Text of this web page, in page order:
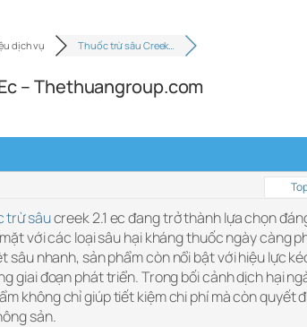
dịch vụ Thuốc trừ sâu Creek…
– Thethuangroup.com
trừ sâucreek 2.1 ec đang trở thành lựa chọn
với các loại sâu hại kháng thuốc ngày càng
sâu nhanh, sản phẩm còn nổi bật với hiệu lực
giai đoạn phát triển. Trong bối cảnh dịch hại
không chỉ giúp tiết kiệm chi phí mà còn
sản.